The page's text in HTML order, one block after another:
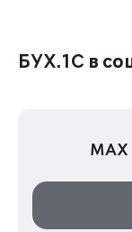
ИТС.1C.ru
БУХ.1С в
MAX